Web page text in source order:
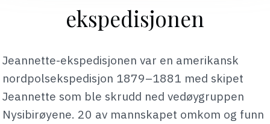
ekspedisjonen
Jeannette-ekspedisjonen var en amerikansk
nordpolsekspedisjon 1879–1881 med skipet
Jeannette som ble skrudd ned vedøygruppen
Nysibirøyene. 20 av mannskapet omkom og funn